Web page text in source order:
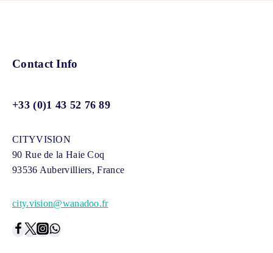
Contact Info
+33 (0)1 43 52 76 89
CITYVISION
90 Rue de la Haie Coq
93536 Aubervilliers, France
city.vision@wanadoo.fr